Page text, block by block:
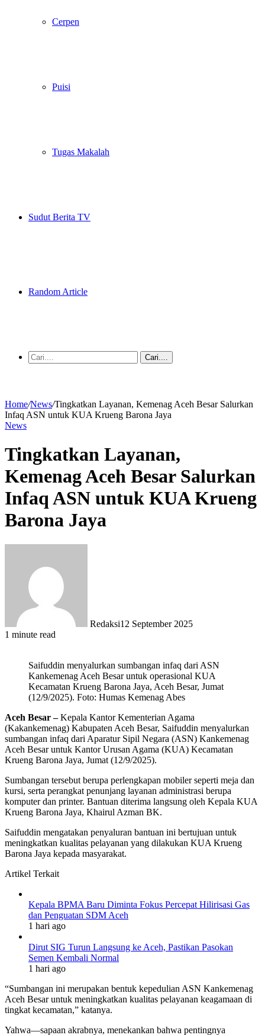
Cerpen
Puisi
Tugas Makalah
Sudut Berita TV
Random Article
Cari....
Home/News/Tingkatkan Layanan, Kemenag Aceh Besar Salurkan
Infaq ASN untuk KUA Krueng Barona Jaya
News
Tingkatkan Layanan,
Kemenag Aceh Besar Salurkan
Infaq ASN untuk KUA Krueng
Barona Jaya
Redaksi12 September 2025
1 minute read
Saifuddin menyalurkan sumbangan infaq dari ASN
Kankemenag Aceh Besar untuk operasional KUA
Kecamatan Krueng Barona Jaya, Aceh Besar, Jumat
(12/9/2025). Foto: Humas Kemenag Abes
Aceh Besar –Kepala Kantor Kementerian Agama
(Kakankemenag) Kabupaten Aceh Besar, Saifuddin menyalurkan
sumbangan infaq dari Aparatur Sipil Negara (ASN) Kankemenag
Aceh Besar untuk Kantor Urusan Agama (KUA) Kecamatan
Krueng Barona Jaya, Jumat (12/9/2025).
Sumbangan tersebut berupa perlengkapan mobiler seperti meja dan
kursi, serta perangkat penunjang layanan administrasi berupa
komputer dan printer. Bantuan diterima langsung oleh Kepala KUA
Krueng Barona Jaya, Khairul Azman BK.
Saifuddin mengatakan penyaluran bantuan ini bertujuan untuk
meningkatkan kualitas pelayanan yang dilakukan KUA Krueng
Barona Jaya kepada masyarakat.
Artikel Terkait
Kepala BPMA Baru Diminta Fokus Percepat Hilirisasi Gas
dan Penguatan SDM Aceh
1 hari ago
Dirut SIG Turun Langsung ke Aceh, Pastikan Pasokan
Semen Kembali Normal
1 hari ago
“Sumbangan ini merupakan bentuk kepedulian ASN Kankemenag
Aceh Besar untuk meningkatkan kualitas pelayanan keagamaan di
tingkat kecamatan,” katanya.
Yahwa—sapaan akrabnya, menekankan bahwa pentingnya